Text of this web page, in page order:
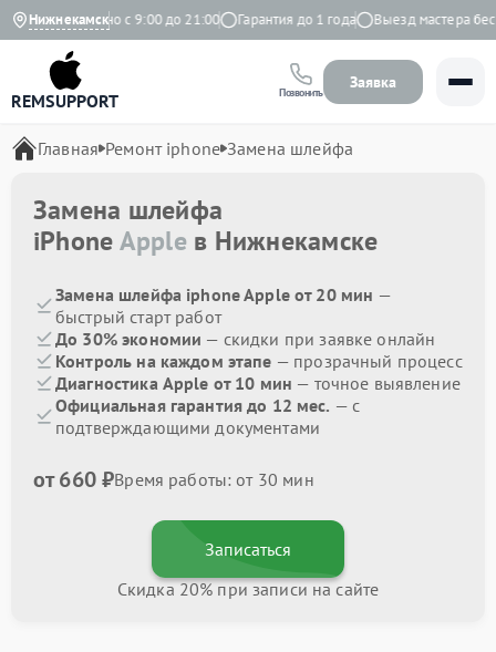
Нижнекамск
Ежедневно с 9:00 до 21:00 Гарантия до 1 года Выезд мастера
REMSUPPORT Позвонить
Заявка
Главная Ремонт iphone Замена шлейфа
Замена шлейфа
iPhoneAppleв Нижнекамске
Замена шлейфа iphone Apple от 20 мин —
быстрый старт работ
До 30% экономии — скидки при заявке онлайн
Контроль на каждом этапе — прозрачный процесс
Диагностика Apple от 10 мин — точное выявление
Официальная гарантия до 12 мес. — с
подтверждающими документами
от 660 ₽Время работы: от 30 мин
Записаться
Скидка 20% при записи на сайте